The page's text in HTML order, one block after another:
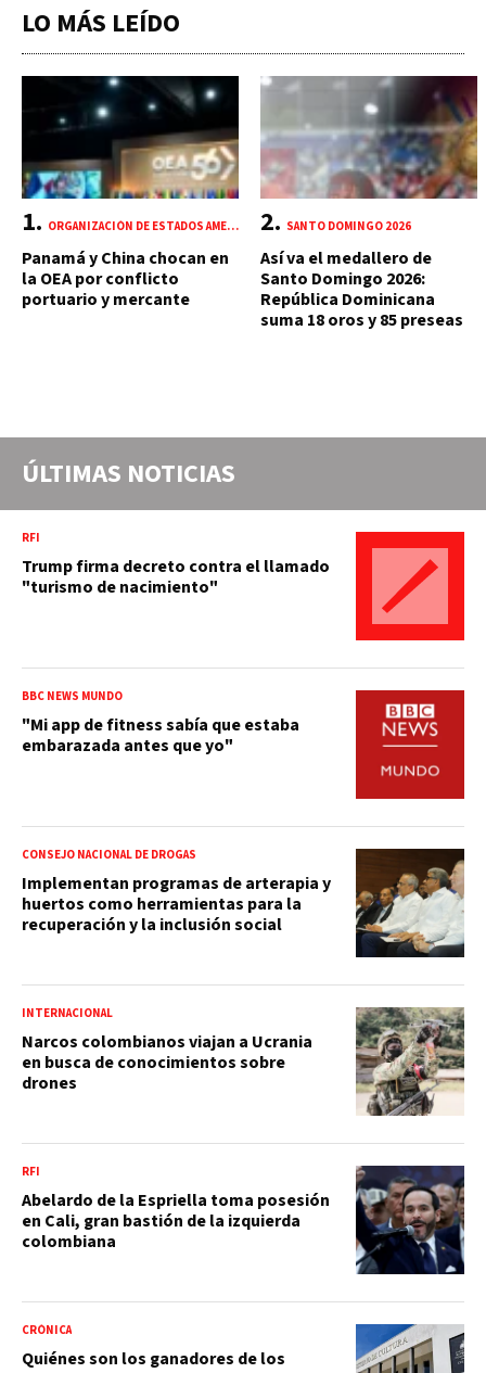
LO MÁS LEÍDO
ORGANIZACIÓN DE ESTADOS AMERICANOS (OEA)
Panamá y China chocan en
la OEA por conflicto
portuario y mercante
SANTO DOMINGO 2026
Así va el medallero de
Santo Domingo 2026:
República Dominicana
suma 18 oros y 85 preseas
ÚLTIMAS NOTICIAS
RFI
Trump firma decreto contra el llamado
"turismo de nacimiento"
BBC NEWS MUNDO
"Mi app de fitness sabía que estaba
embarazada antes que yo"
CONSEJO NACIONAL DE DROGAS
Implementan programas de arterapia y
huertos como herramientas para la
recuperación y la inclusión social
INTERNACIONAL
Narcos colombianos viajan a Ucrania
en busca de conocimientos sobre
drones
RFI
Abelardo de la Espriella toma posesión
en Cali, gran bastión de la izquierda
colombiana
CRÓNICA
Quiénes son los ganadores de los